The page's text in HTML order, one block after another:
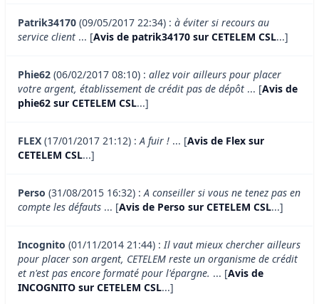
Patrik34170 (09/05/2017 22:34) : à éviter si recours au
service client ... [Avis de patrik34170 sur CETELEM CSL...]
Phie62 (06/02/2017 08:10) : allez voir ailleurs pour placer
votre argent, établissement de crédit pas de dépôt ... [Avis de
phie62 sur CETELEM CSL...]
FLEX (17/01/2017 21:12) :A fuir ! ... [Avis de Flex sur
CETELEM CSL...]
Perso (31/08/2015 16:32) :A conseiller si vous ne tenez pas en
compte les défauts ... [Avis de Perso sur CETELEM CSL...]
Incognito (01/11/2014 21:44) :Il vaut mieux chercher ailleurs
pour placer son argent, CETELEM reste un organisme de crédit
et n'est pas encore formaté pour l'épargne. ... [Avis de
INCOGNITO sur CETELEM CSL...]